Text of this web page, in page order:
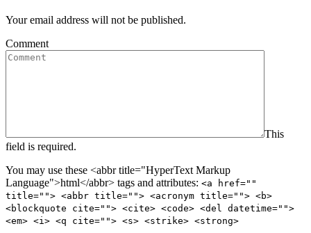
Your email address will not be published.
Comment
This
field is required.
You may use these <abbr title="HyperText Markup
Language">html</abbr> tags and attributes: <a href=""
title=""> <abbr title=""> <acronym title=""> <b>
<blockquote cite=""> <cite> <code> <del datetime="">
<em> <i> <q cite=""> <s> <strike> <strong>